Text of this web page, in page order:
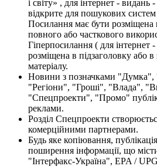
і світу» , для інтернет - видань
відкрите для пошукових
Посилання має бути розміщена
повного або часткового
Гіперпосилання ( для інтернет
розміщена в підзаголовку або
матеріалу.
Новини з позначками "Думка",
"Регіони", "Гроші", "Влада",
"Спецпроекти", "Промо"
реклами.
Розділ Спецпроекти
комерційними партнерами.
Будь яке копіювання,
поширення інформації, що
"Інтерфакс-Україна", EPA /